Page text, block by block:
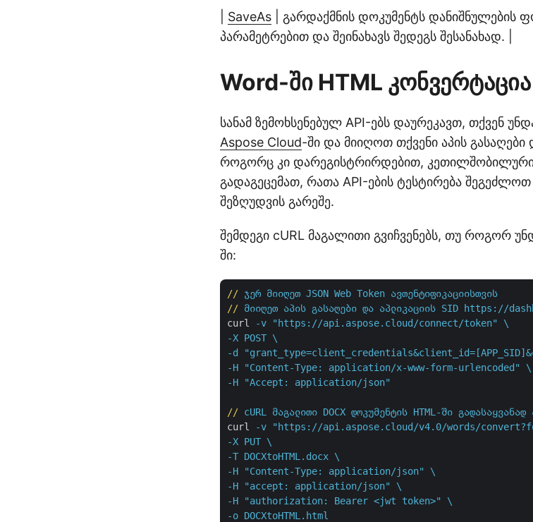
SaveAs | გარდაქმნის დოკუმენტს დანიშნულების
პარამეტრებით და შეინახავს შედეგს შესანახად. |
Word-ში HTML კონვერტაცია
სანამ ზემოხსენებულ API-ებს დაურეკავთ, თქვენ
Aspose Cloud-ში და მიიღოთ თქვენი აპის გასაღები
როგორც კი დარეგისტრირდებით,
გადაგეცემათ, რათა API-ების ტესტირება
შეზღუდვის გარეშე.
შემდეგი cURL მაგალითი გვიჩვენებს, თუ როგორ
ში:
// ჯერ მიიღეთ JSON Web Token ავთენტიფიკაციისთვის
// მიიღეთ აპის გასაღები და აპლიკაციის SID https://
curl
-v "https://api.aspose.cloud/connect/token" \
-X POST \
-d
-H "Content-Type: application/x-www-form-urlencoded" \
-H "Accept: application/json"
// cURL მაგალითი DOCX დოკუმენტის HTML-ში
curl
-v "https://api.aspose.cloud/v4.0/words/
-X PUT \
-T DOCXtoHTML.docx \
-H "Content-Type: application/json" \
-H "accept: application/json" \
-H "authorization: Bearer <jwt token>" \
-o DOCXtoHTML.html